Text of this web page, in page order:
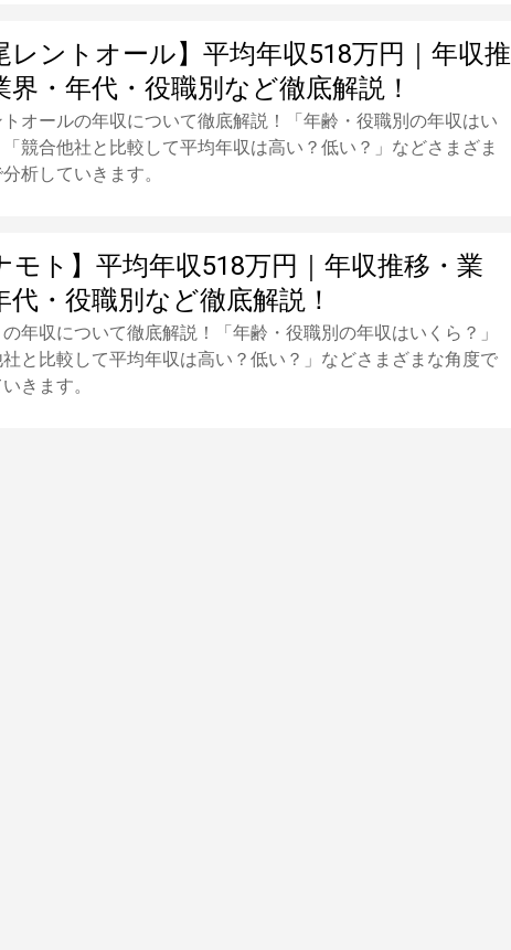
レントオール】平均年収518万円｜年収推
界・年代・役職別など徹底解説！
オールの年収について徹底解説！「年齢・役職別の年収はい
「競合他社と比較して平均年収は高い？低い？」などさまざま
析していきます。
モト】平均年収518万円｜年収推移・業
代・役職別など徹底解説！
年収について徹底解説！「年齢・役職別の年収はいくら？」
社と比較して平均年収は高い？低い？」などさまざまな角度で
きます。